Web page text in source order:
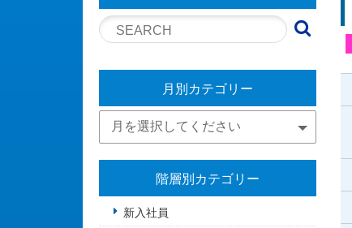
月別カテゴリー
階層別カテゴリー
新入社員